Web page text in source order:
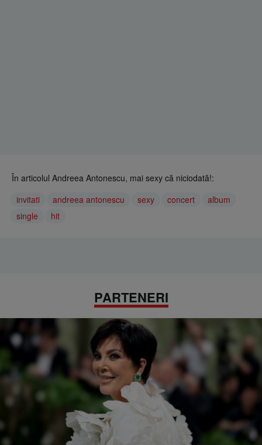
În articolul Andreea Antonescu, mai sexy că niciodată!:
invitati
andreea antonescu sexy concert
album
single
hit
PARTENERI